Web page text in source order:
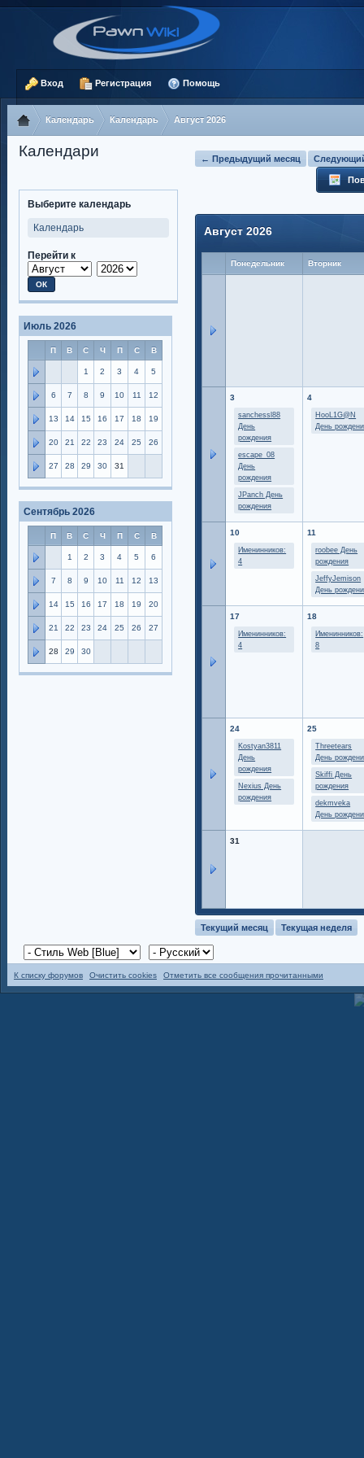
Вход Регистрация Помощь
Календарь Календарь Август 2026
Календари ← Предыдущий месяц
Август 2026
Понедельник Вторник
3
sanchessl88
День
рождения
escape_08
День
рождения
JPanch День
рождения
4
HooL1G@N
День
10
Именинников:
4
11
roobee День
рождения
JeffyJemison
День
17
Именинников:
4
18
Именинников:
8
24
Kostyan3811
День
рождения
Nexius День
рождения
25
Threetears
День
Skiffi День
рождения
dekmveka
День
31
Текущий месяц Текущая неделя
Выберите календарь
Календарь
Перейти к
Июль 2026
П В С Ч П С В
1 2 3 4 5
6 7 8 9 10 11 12
13 14 15 16 17 18 19
20 21 22 23 24 25 26
27 28 29 30 31
Сентябрь 2026
П В С Ч П С В
1 2 3 4 5 6
7 8 9 10 11 12 13
14 15 16 17 18 19 20
21 22 23 24 25 26 27
28 29 30
К списку форумов Очистить cookies Отметить все сообщения прочитанными